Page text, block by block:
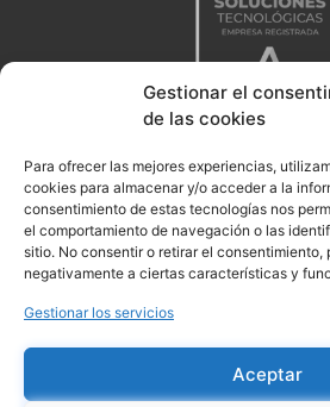
Gestionar el
de las cookies
Para ofrecer las mejores experiencias,
cookies para almacenar y/o acceder a la
consentimiento de estas tecnologías nos
el comportamiento de navegación o las
sitio. No consentir o retirar el consentimiento,
negativamente a ciertas características y
Gestionar los servicios
Aceptar